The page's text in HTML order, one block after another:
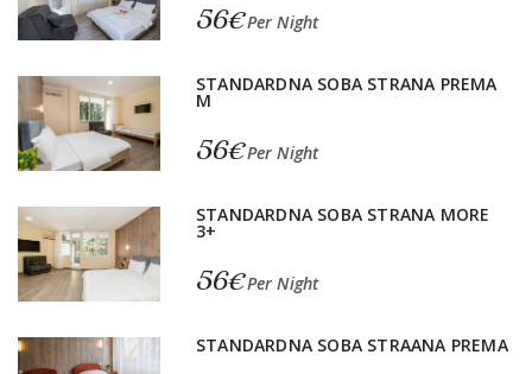
56€Per Night
STANDARDNA SOBA STRANA PREMA
M
56€Per Night
STANDARDNA SOBA STRANA MORE
3+
56€Per Night
STANDARDNA SOBA STRAANA PREMA